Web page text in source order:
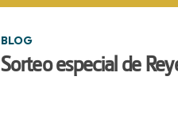
BLOG
Sorteo especial de